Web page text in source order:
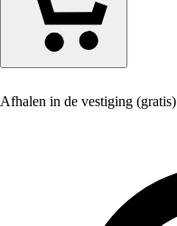
Afhalen in de vestiging (gratis)